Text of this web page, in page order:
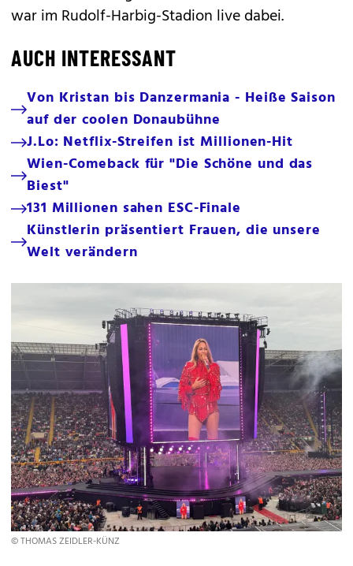
war im Rudolf-Harbig-Stadion live dabei.
AUCH INTERESSANT
Von Kristan bis Danzermania - Heiße Saison
auf der coolen Donaubühne
J.Lo: Netflix-Streifen ist Millionen-Hit
Wien-Comeback für "Die Schöne und das
Biest"
131 Millionen sahen ESC-Finale
Künstlerin präsentiert Frauen, die unsere
Welt verändern
© THOMAS ZEIDLER-KÜNZ